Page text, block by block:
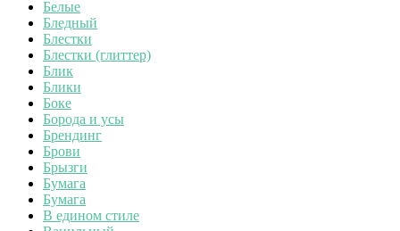
Белые
Бледный
Блестки
Блестки (глиттер)
Блик
Блики
Боке
Борода и усы
Брендинг
Брови
Брызги
Бумага
Бумага
В едином стиле